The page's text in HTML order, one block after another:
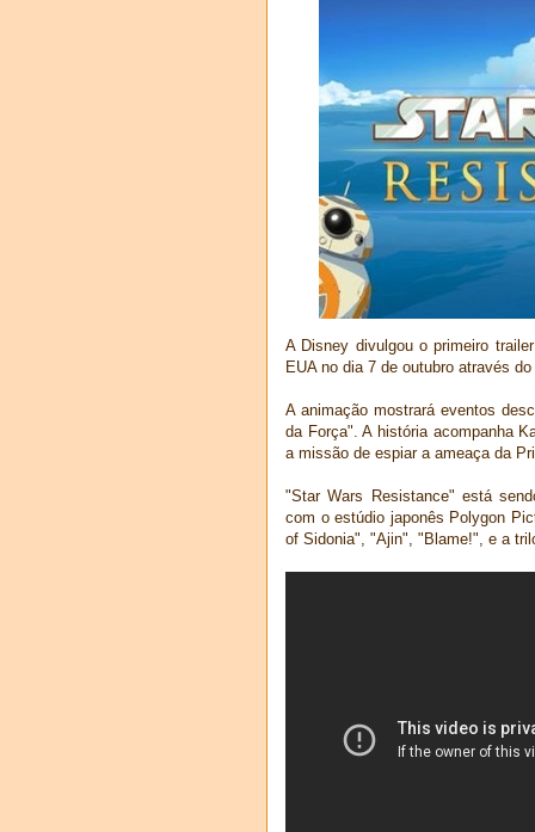
A Disney divulgou o primeiro
EUA no dia 7 de outubro através do
A animação mostrará eventos
da Força". A história acompanha
a missão de espiar a ameaça da
"Star Wars Resistance" está
com o estúdio japonês Polygon
of Sidonia", "Ajin", "Blame!", e a